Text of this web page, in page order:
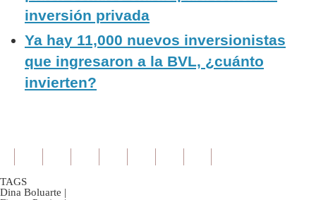
inversión privada
Ya hay 11,000 nuevos inversionistas
que ingresaron a la BVL, ¿cuánto
invierten?
TAGS
Dina Boluarte |